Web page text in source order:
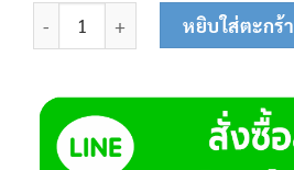
จำนวน ทุ่นไดนาโม 5 kW 10-0201 ชิ้น
หยิบใส่ตะกร้า